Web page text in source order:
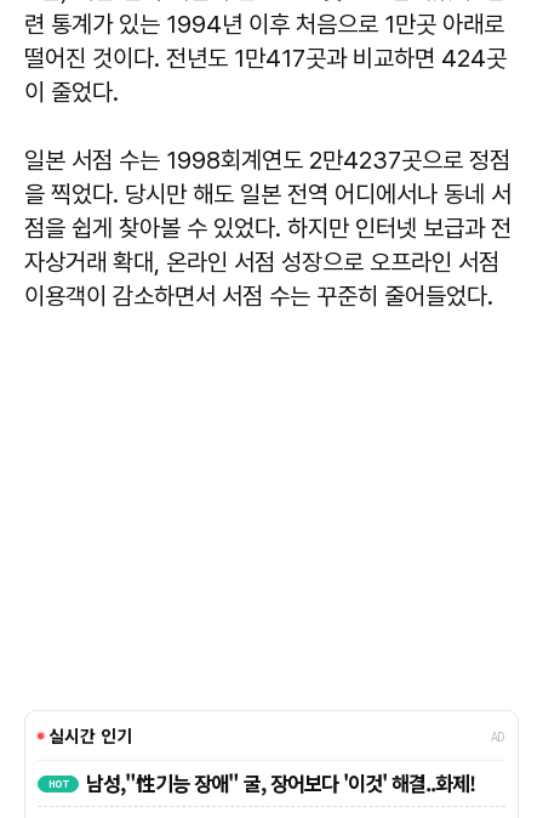
련 통계가 있는 1994년 이후 처음으로 1만곳 아래로
떨어진 것이다. 전년도 1만417곳과 비교하면 424곳
이 줄었다.
일본 서점 수는 1998회계연도 2만4237곳으로 정점
을 찍었다. 당시만 해도 일본 전역 어디에서나 동네 서
점을 쉽게 찾아볼 수 있었다. 하지만 인터넷 보급과 전
자상거래 확대, 온라인 서점 성장으로 오프라인 서점
이용객이 감소하면서 서점 수는 꾸준히 줄어들었다.